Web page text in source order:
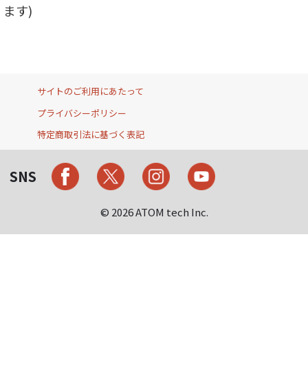
ます)
サイトのご利用にあたって
プライバシーポリシー
特定商取引法に基づく表記
SNS
© 2026 ATOM tech Inc.